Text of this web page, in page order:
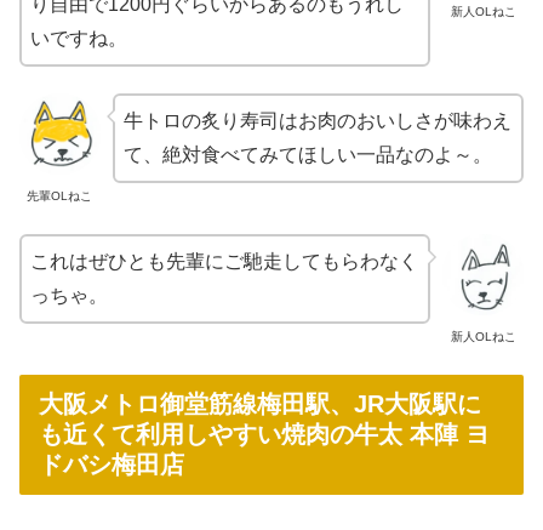
新人OLねこ
り自由で1200円ぐらいからあるのもうれし
いですね。
先輩OLねこ
牛トロの炙り寿司はお肉のおいしさが味わえ
て、絶対食べてみてほしい一品なのよ～。
新人OLねこ
これはぜひとも先輩にご馳走してもらわなく
っちゃ。
大阪メトロ御堂筋線梅田駅、JR大阪駅に
も近くて利用しやすい焼肉の牛太 本陣 ヨ
ドバシ梅田店